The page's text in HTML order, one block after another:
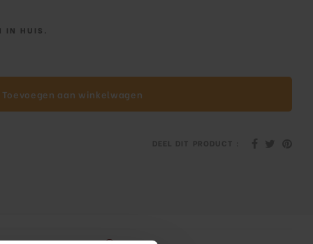
IN HUIS.
Toevoegen aan winkelwagen